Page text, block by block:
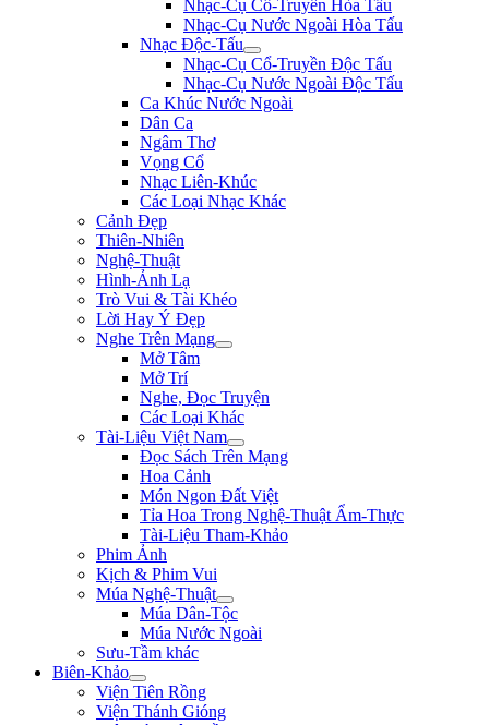
Nhạc-Cụ Cổ-Truyền Hòa Tấu
Nhạc-Cụ Nước Ngoài Hòa Tấu
Nhạc Độc-Tấu
Nhạc-Cụ Cổ-Truyền Độc Tấu
Nhạc-Cụ Nước Ngoài Độc Tấu
Ca Khúc Nước Ngoài
Dân Ca
Ngâm Thơ
Vọng Cổ
Nhạc Liên-Khúc
Các Loại Nhạc Khác
Cảnh Đẹp
Thiên-Nhiên
Nghệ-Thuật
Hình-Ảnh Lạ
Trò Vui & Tài Khéo
Lời Hay Ý Đẹp
Nghe Trên Mạng
Mở Tâm
Mở Trí
Nghe, Đọc Truyện
Các Loại Khác
Tài-Liệu Việt Nam
Đọc Sách Trên Mạng
Hoa Cảnh
Món Ngon Đất Việt
Tỉa Hoa Trong Nghệ-Thuật Ẩm-Thực
Tài-Liệu Tham-Khảo
Phim Ảnh
Kịch & Phim Vui
Múa Nghệ-Thuật
Múa Dân-Tộc
Múa Nước Ngoài
Sưu-Tầm khác
Biên-Khảo
Viện Tiên Rồng
Viện Thánh Gióng